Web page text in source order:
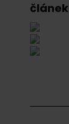
článek